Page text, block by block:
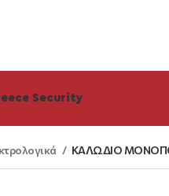
Security
ΚΑΛΩΔΙΟ